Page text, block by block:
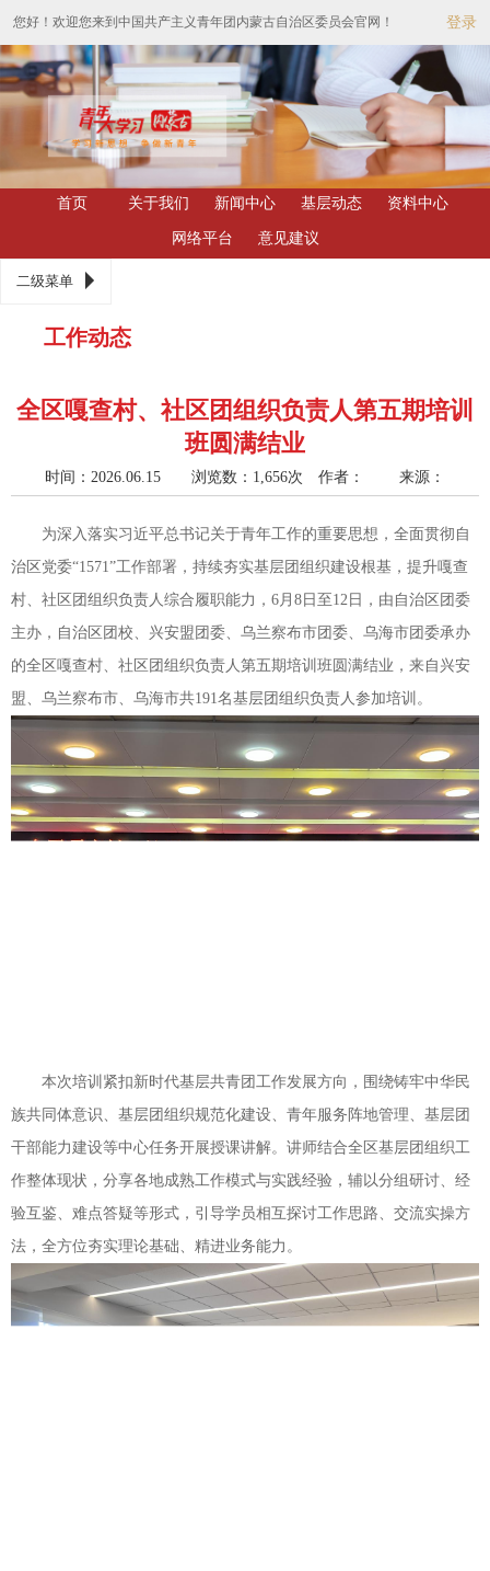
您好！欢迎您来到中国共产主义青年团内蒙古自治区委员会官网！ 登录
首页 关于我们 新闻中心 基层动态 资料中心
网络平台 意见建议
二级菜单
工作动态
全区嘎查村、社区团组织负责人第五期培训
班圆满结业
时间：2026.06.15 浏览数：1,656次 作者： 来源：
为深入落实习近平总书记关于青年工作的重要思想，全面贯彻自
治区党委“1571”工作部署，持续夯实基层团组织建设根基，提升嘎查
村、社区团组织负责人综合履职能力，6月8日至12日，由自治区团委
主办，自治区团校、兴安盟团委、乌兰察布市团委、乌海市团委承办
的全区嘎查村、社区团组织负责人第五期培训班圆满结业，来自兴安
盟、乌兰察布市、乌海市共191名基层团组织负责人参加培训。
本次培训紧扣新时代基层共青团工作发展方向，围绕铸牢中华民
族共同体意识、基层团组织规范化建设、青年服务阵地管理、基层团
干部能力建设等中心任务开展授课讲解。讲师结合全区基层团组织工
作整体现状，分享各地成熟工作模式与实践经验，辅以分组研讨、经
验互鉴、难点答疑等形式，引导学员相互探讨工作思路、交流实操方
法，全方位夯实理论基础、精进业务能力。